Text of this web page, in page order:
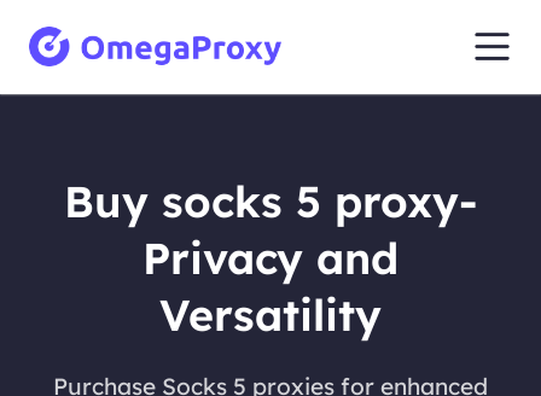
Buy socks 5 proxy-
Privacy and
Versatility
Purchase Socks 5 proxies for enhanced